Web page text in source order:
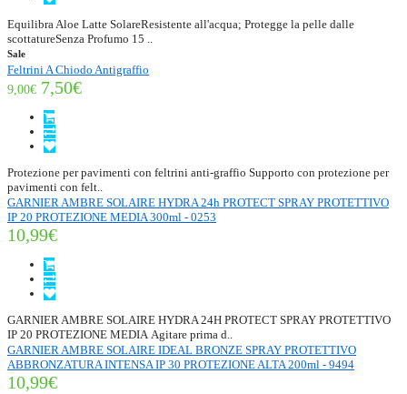
Equilibra Aloe Latte SolareResistente all'acqua; Protegge la pelle dalle
scottatureSenza Profumo 15 ..
Sale
Feltrini A Chiodo Antigraffio
9,00€ 7,50€
Protezione per pavimenti con feltrini anti-graffio Supporto con protezione per
pavimenti con felt..
GARNIER AMBRE SOLAIRE HYDRA 24h PROTECT SPRAY PROTETTIVO
IP 20 PROTEZIONE MEDIA 300ml - 0253
10,99€
GARNIER AMBRE SOLAIRE HYDRA 24H PROTECT SPRAY PROTETTIVO
IP 20 PROTEZIONE MEDIA Agitare prima d..
GARNIER AMBRE SOLAIRE IDEAL BRONZE SPRAY PROTETTIVO
ABBRONZATURA INTENSA IP 30 PROTEZIONE ALTA 200ml - 9494
10,99€